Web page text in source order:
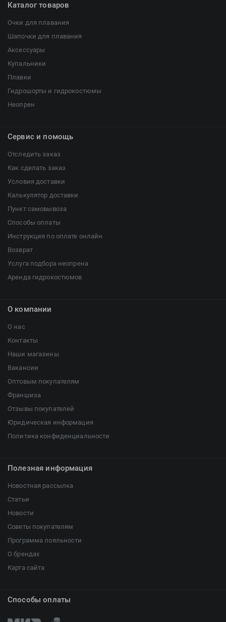
Каталог товаров
Очки для плавания
Шапочки для плавания
Аксессуары
Купальники
Плавки
Гидрошорты и гидрокостюмы
Неопрен
Сервис и помощь
Отследить заказ
Как сделать заказ
Условия доставки
Калькулятор доставки
Пункт самовывоза
Способы оплаты
Инструкция по оплате онлайн
Возврат
Услуга подбора неопрена
Аренда гидрокостюмов
О компании
О нас
Контакты
Наши магазины
Вакансии
Оптовым покупателям
Франшиза
Отзывы покупателей
Юридическая информация
Политика конфиденциальности
Полезная информация
Новостная рассылка
Статьи
Новости
Советы покупателям
Программа лояльности
О брендах
Карта сайта
Способы оплаты